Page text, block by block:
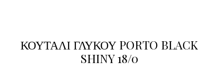
ΚΟΥΤΑΛΙ ΓΛΥΚΟΥ PORTO BLACK
SHINY 18/0